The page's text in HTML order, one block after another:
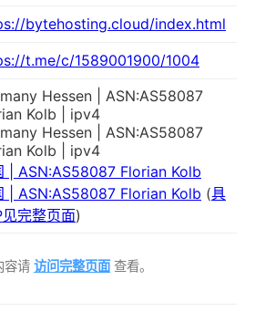
bytehosting.cloud/index.html
t.me/c/1589001900/1004
Hessen | ASN:AS58087
Kolb | ipv4
Hessen | ASN:AS58087
Kolb | ipv4
| ASN:AS58087 Florian Kolb
| ASN:AS58087 Florian Kolb (具
见完整页面)
容请 访问完整页面查看。